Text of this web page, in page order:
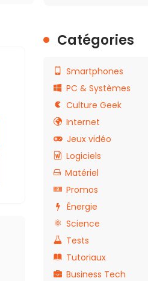
Catégories
Smartphones
PC & Systèmes
Culture Geek
Internet
Jeux vidéo
Logiciels
Matériel
Promos
Énergie
Science
Tests
Tutoriaux
Business Tech